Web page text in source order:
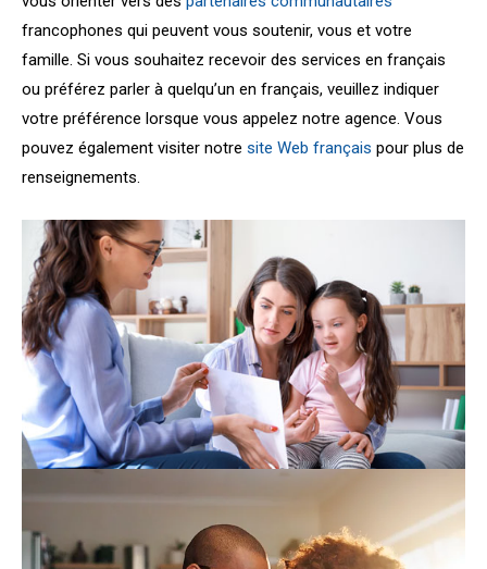
francophones qui peuvent vous soutenir, vous et votre
famille. Si vous souhaitez recevoir des services en français
ou préférez parler à quelqu’un en français, veuillez indiquer
votre préférence lorsque vous appelez notre agence. Vous
pouvez également visiter notre site Web français pour plus de
renseignements.